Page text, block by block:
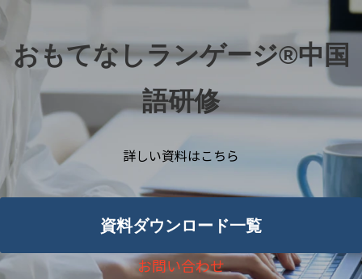
おもてなしランゲージ®中国
語研修
詳しい資料はこちら
資料ダウンロード一覧
お問い合わせ